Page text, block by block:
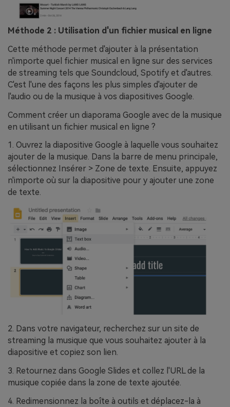
Méthode 2 : Utilisation d'un fichier musical en ligne
Cette méthode permet d'ajouter à la présentation
n'importe quel fichier musical en ligne sur des services
de streaming tels que Soundcloud, Spotify et d'autres.
C'est l'une des façons les plus simples d'ajouter de
l'audio ou de la musique à vos diapositives Google.
Comment créer un diaporama Google avec de la musique
en utilisant un fichier musical en ligne ?
1. Ouvrez la diapositive Google à laquelle vous souhaitez
ajouter de la musique. Dans la barre de menu principale,
sélectionnez Insérer > Zone de texte. Ensuite, appuyez
n'importe où sur la diapositive pour y ajouter une zone
de texte.
2. Dans votre navigateur, recherchez sur un site de
streaming la musique que vous souhaitez ajouter à la
diapositive et copiez son lien.
3. Retournez dans Google Slides et collez l'URL de la
musique copiée dans la zone de texte ajoutée.
4. Redimensionnez la boîte à outils et déplacez-la à